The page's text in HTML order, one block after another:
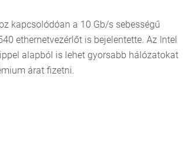
kapcsolódóan a 10 Gb/s sebességű
ethernetvezérlőt is bejelentette. Az Intel
alapból is lehet gyorsabb hálózatokat
árat fizetni.